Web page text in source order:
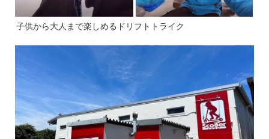
子供から大人まで楽しめるドリフトトライク